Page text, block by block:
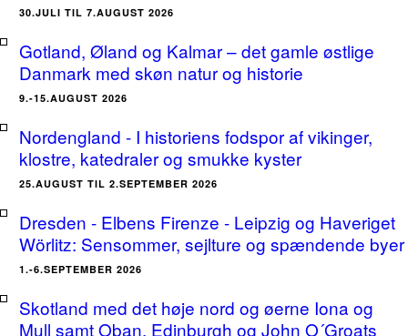
30.JULI TIL 7.AUGUST 2026
Gotland, Øland og Kalmar – det gamle østlige
Danmark med skøn natur og historie
9.-15.AUGUST 2026
Nordengland - I historiens fodspor af vikinger,
klostre, katedraler og smukke kyster
25.AUGUST TIL 2.SEPTEMBER 2026
Dresden - Elbens Firenze - Leipzig og Haveriget
Wörlitz: Sensommer, sejlture og spændende byer
1.-6.SEPTEMBER 2026
Skotland med det høje nord og øerne Iona og
Mull samt Oban, Edinburgh og John O´Groats